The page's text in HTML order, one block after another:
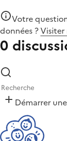
Votre
données ?
0
Démarrer